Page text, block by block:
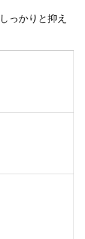
っかりと抑え